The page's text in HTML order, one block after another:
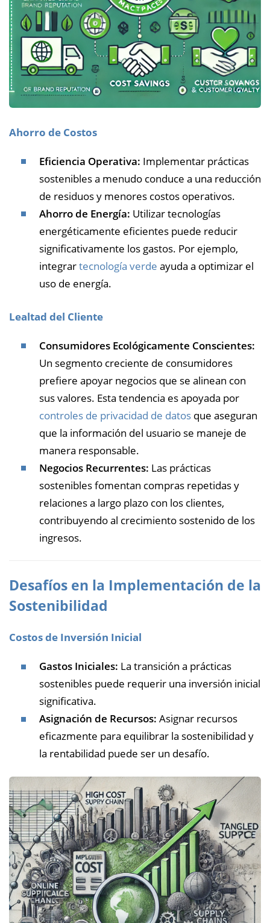
Ahorro de Costos
Eficiencia Operativa: Implementar prácticas
sostenibles a menudo conduce a una reducción
de residuos y menores costos operativos.
Ahorro de Energía: Utilizar tecnologías
energéticamente eficientes puede reducir
significativamente los gastos. Por ejemplo,
integrartecnología verde ayuda a optimizar el
uso de energía.
Lealtad del Cliente
Consumidores Ecológicamente Conscientes:
Un segmento creciente de consumidores
prefiere apoyar negocios que se alinean con
sus valores. Esta tendencia es apoyada por
controles de privacidad de datos que aseguran
que la información del usuario se maneje de
manera responsable.
Negocios Recurrentes: Las prácticas
sostenibles fomentan compras repetidas y
relaciones a largo plazo con los clientes,
contribuyendo al crecimiento sostenido de los
ingresos.
Desafíos en la Implementación de la
Sostenibilidad
Costos de Inversión Inicial
Gastos Iniciales: La transición a prácticas
sostenibles puede requerir una inversión inicial
significativa.
Asignación de Recursos: Asignar recursos
eficazmente para equilibrar la sostenibilidad y
la rentabilidad puede ser un desafío.